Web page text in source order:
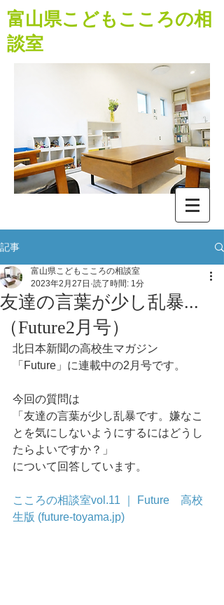
​富山県こどもこころの相
談室
記事
友達の言葉が少し乱暴...
（Future2月号）
富山県こどもこころの相談室
2023年2月27日 読了時間: 1分
北日本新聞の高校生マガジン
「Future」に連載中の2月号です。
今回の質問は
「友達の言葉が少し乱暴です。嫌なこ
とを気にしないようにするにはどうし
たらよいですか？」
について回答しています。
こころの相談室vol.11 ｜ Future　高校
生版 (future-toyama.jp)